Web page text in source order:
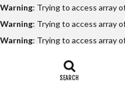
Warning: Trying to access array
Warning: Trying to access array
Warning: Trying to access array